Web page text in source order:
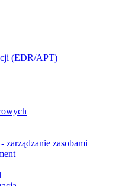
(EDR/APT)
zarządzanie zasobami